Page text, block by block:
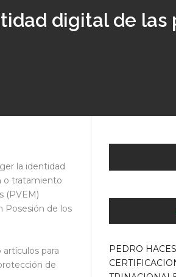
digital de las
la identidad
o tratamiento
(PVEM)
Posesión de los
para
de
PEDRO